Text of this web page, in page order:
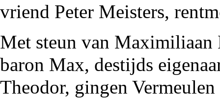
vriend Peter Meisters,
Met steun van Maximiliaan
baron Max, destijds
Theodor, gingen